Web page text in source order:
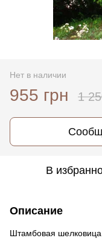
Нет в наличии
955 грн 1
В
Описание
Штамбовая